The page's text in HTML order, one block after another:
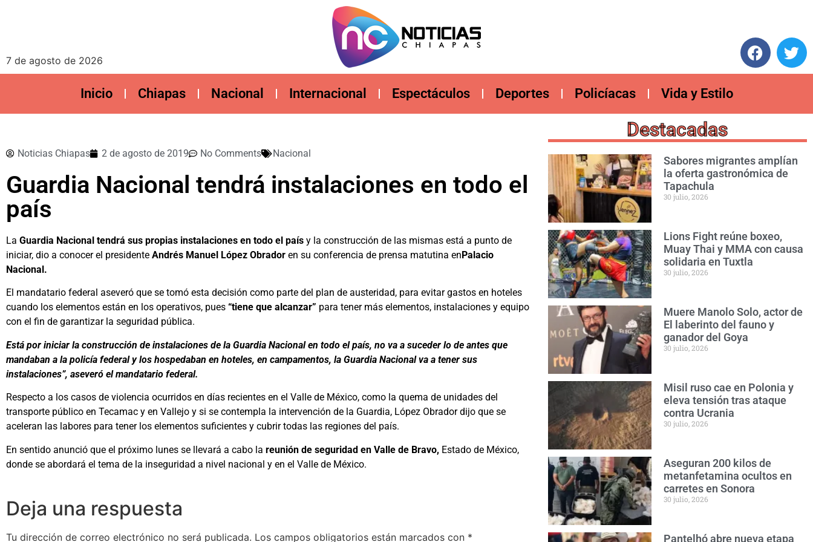
7 de agosto de 2026
Inicio Chiapas Nacional Internacional Espectáculos Deportes Policíacas Vida y Estilo
Noticias Chiapas 2 de agosto de 2019 No Comments Nacional
Guardia Nacional tendrá instalaciones en todo el
país
La Guardia Nacional tendrá sus propias instalaciones en todo el país y la construcción de las mismas está a punto de
iniciar, dio a conocer el presidente Andrés Manuel López Obrador en su conferencia de prensa matutina enPalacio
Nacional.
El mandatario federal aseveró que se tomó esta decisión como parte del plan de austeridad, para evitar gastos en hoteles
cuando los elementos están en los operativos, pues “tiene que alcanzar” para tener más elementos, instalaciones y equipo
con el fin de garantizar la seguridad pública.
Está por iniciar la construcción de instalaciones de la Guardia Nacional en todo el país, no va a suceder lo de antes que
mandaban a la policía federal y los hospedaban en hoteles, en campamentos, la Guardia Nacional va a tener sus
instalaciones”, aseveró el mandatario federal.
Respecto a los casos de violencia ocurridos en días recientes en el Valle de México, como la quema de unidades del
transporte público en Tecamac y en Vallejo y si se contempla la intervención de la Guardia, López Obrador dijo que se
aceleran las labores para tener los elementos suficientes y cubrir todas las regiones del país.
En sentido anunció que el próximo lunes se llevará a cabo la reunión de seguridad en Valle de Bravo, Estado de México,
donde se abordará el tema de la inseguridad a nivel nacional y en el Valle de México.
Deja una respuesta
Tu dirección de correo electrónico no será publicada. Los campos obligatorios están marcados con *
Destacadas
Sabores migrantes amplían
la oferta gastronómica de
Tapachula
30 julio, 2026
Lions Fight reúne boxeo,
Muay Thai y MMA con causa
solidaria en Tuxtla
30 julio, 2026
Muere Manolo Solo, actor de
El laberinto del fauno y
ganador del Goya
30 julio, 2026
Misil ruso cae en Polonia y
eleva tensión tras ataque
contra Ucrania
30 julio, 2026
Aseguran 200 kilos de
metanfetamina ocultos en
carretes en Sonora
30 julio, 2026
Pantelhó abre nueva etapa